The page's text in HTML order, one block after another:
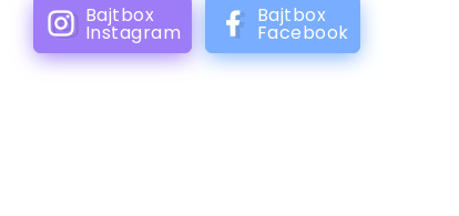
Bajtbox
Instagram
Bajtbox
Facebook